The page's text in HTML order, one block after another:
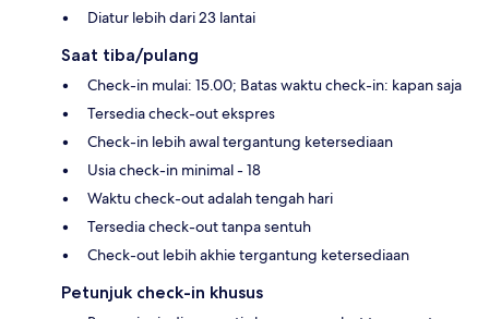
Diatur lebih dari 23 lantai
Saat tiba/pulang
Check-in mulai: 15.00; Batas waktu check-in: kapan saja
Tersedia check-out ekspres
Check-in lebih awal tergantung ketersediaan
Usia check-in minimal - 18
Waktu check-out adalah tengah hari
Tersedia check-out tanpa sentuh
Check-out lebih akhie tergantung ketersediaan
Petunjuk check-in khusus